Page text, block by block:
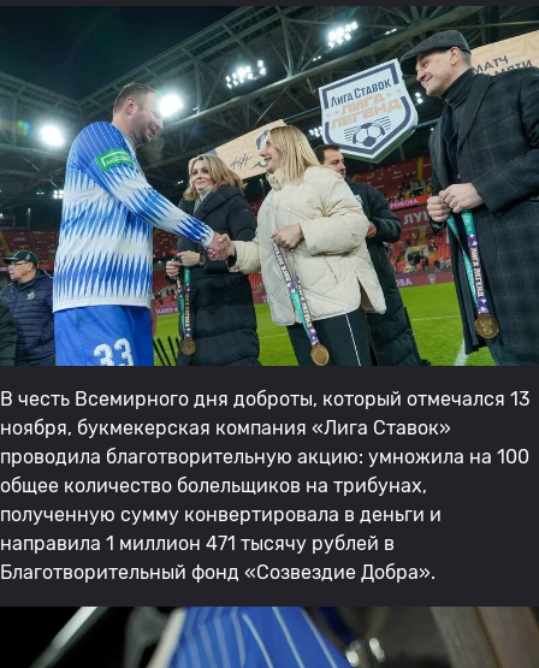
В честь Всемирного дня доброты, который отмечался 13
ноября, букмекерская компания «Лига Ставок»
проводила благотворительную акцию: умножила на 100
общее количество болельщиков на трибунах,
полученную сумму конвертировала в деньги и
направила 1 миллион 471 тысячу рублей в
Благотворительный фонд «Созвездие Добра».